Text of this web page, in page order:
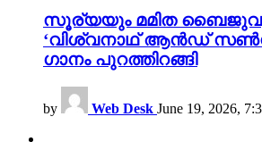
സൂര്യയും മമിത ബൈജുവും
‘വിശ്വനാഥ് ആൻഡ് സൺസ്’;
ഗാനം പുറത്തിറങ്ങി
by Web Desk June 19, 2026,